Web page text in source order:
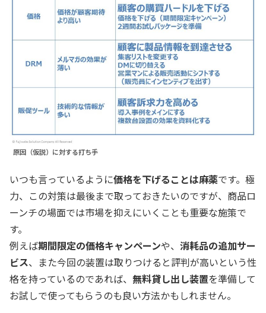
原因（仮説）に対する打ち手
いつも言っているように価格を下げることは麻薬です。極
力、この対策は最後まで取っておきたいのですが、商品ロ
ーンチの場面では市場を抑えにいくことも重要な施策で
す。
例えば期間限定の価格キャンペーンや、 消耗品の追加サー
ビス、また今回の装置は取りつけると評判が高いという性
格を持っているのであれば、 無料貸し出し装置を準備して
お試しで使ってもらうのも良い方法かもしれません。